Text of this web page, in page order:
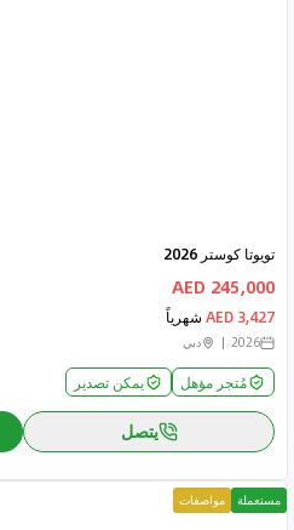
تويوتا كوستر 2026
245,000 AED
3,427 AED شهرياً
2026 دبي
مُتجر مؤهل يمكن تصدير
يتصل
مستعملة مواصفات